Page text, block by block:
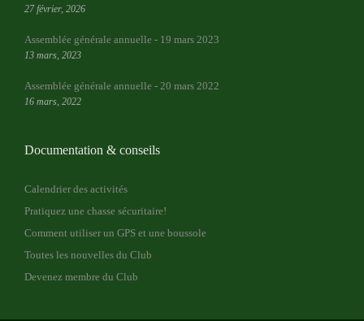
27 février, 2026
Assemblée générale annuelle - 19 mars 2023
13 mars, 2023
Assemblée générale annuelle - 20 mars 2022
16 mars, 2022
Documentation & conseils
Calendrier des activités
Pratiquez une chasse sécuritaire!
Comment utiliser un GPS et une boussole
Toutes les nouvelles du Club
Devenez membre du Club